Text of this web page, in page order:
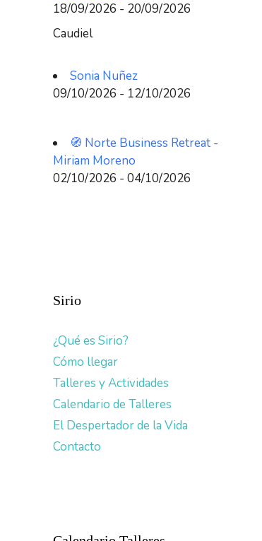
18/09/2026 - 20/09/2026
Caudiel
Sonia Nuñez
09/10/2026 - 12/10/2026
🧭 Norte Business Retreat -
Miriam Moreno
02/10/2026 - 04/10/2026
Sirio
¿Qué es Sirio?
Cómo llegar
Talleres y Actividades
Calendario de Talleres
El Despertador de la Vida
Contacto